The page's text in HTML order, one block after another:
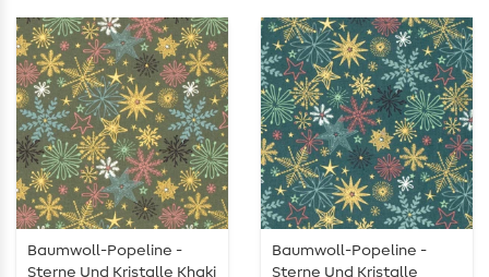
Baumwoll-Popeline -
Sterne Und Kristalle Khaki
Baumwoll-Popeline -
Sterne Und Kristalle